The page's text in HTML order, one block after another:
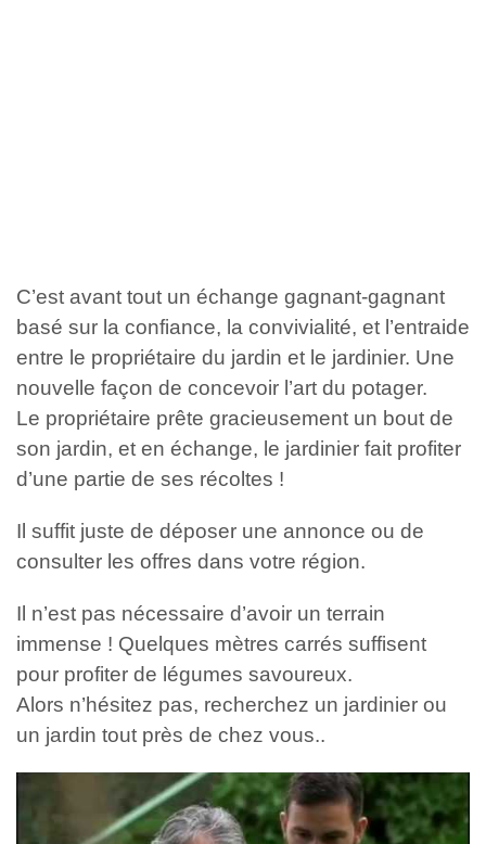
C’est avant tout un échange gagnant-gagnant
basé sur la confiance, la convivialité, et l’entraide
entre le propriétaire du jardin et le jardinier. Une
nouvelle façon de concevoir l’art du potager.
Le propriétaire prête gracieusement un bout de
son jardin, et en échange, le jardinier fait profiter
d’une partie de ses récoltes !
Il suffit juste de déposer une annonce ou de
consulter les offres dans votre région.
Il n’est pas nécessaire d’avoir un terrain
immense ! Quelques mètres carrés suffisent
pour profiter de légumes savoureux.
Alors n’hésitez pas, recherchez un jardinier ou
un jardin tout près de chez vous..